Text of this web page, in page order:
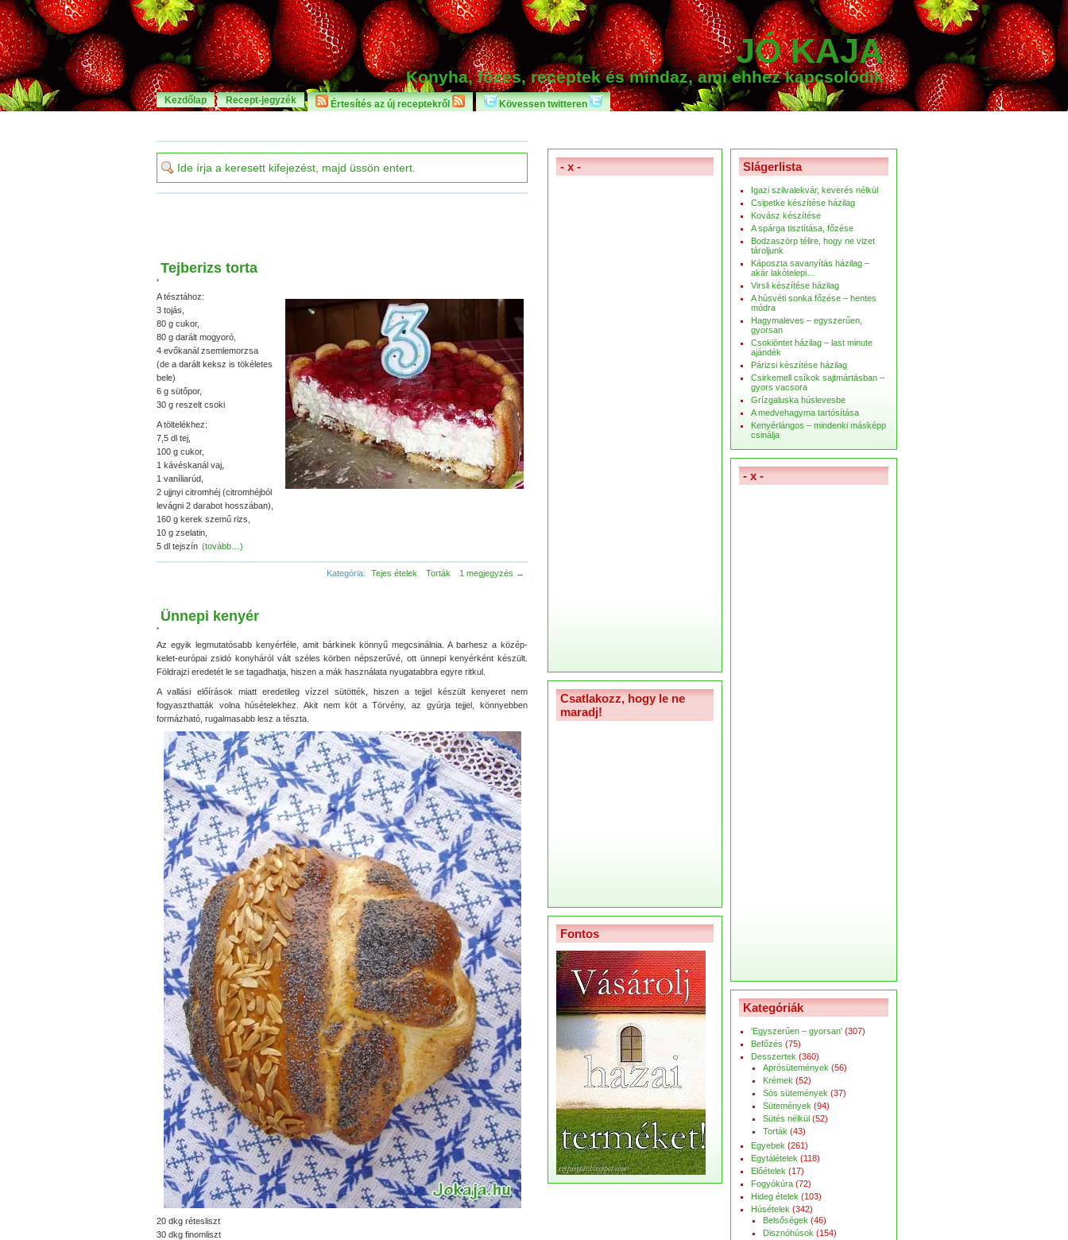
JÓ KAJA
Konyha, főzés, receptek és mindaz, ami ehhez kapcsolódik
Kezdőlap Recept-jegyzék Értesítés az új receptekről Kövessen twitteren
Tejberizs torta
•
A tésztához:
3 tojás,
80 g cukor,
80 g darált mogyoró,
4 evőkanál zsemlemorzsa
(de a darált keksz is tökéletes
bele)
6 g sütőpor,
30 g reszelt csoki
A töltelékhez:
7,5 dl tej,
100 g cukor,
1 kávéskanál vaj,
1 vaníliarúd,
2 ujjnyi citromhéj (citromhéjból
levágni 2 darabot hosszában),
160 g kerek szemű rizs,
10 g zselatin,
5 dl tejszín (tovább…)
Kategória: Tejes ételek Torták 1 megjegyzés →
Ünnepi kenyér
•
Az egyik legmutatósabb kenyérféle, amit bárkinek könnyű megcsinálnia. A barhesz a közép-
kelet-európai zsidó konyháról vált széles körben népszerűvé, ott ünnepi kenyérként készült.
Földrajzi eredetét le se tagadhatja, hiszen a mák használata nyugatabbra egyre ritkul.
A vallási előírások miatt eredetileg vízzel sütötték, hiszen a tejjel készült kenyeret nem
fogyaszthatták volna húsételekhez. Akit nem köt a Törvény, az gyúrja tejjel, könnyebben
formázható, rugalmasabb lesz a tészta.
20 dkg rétesliszt
30 dkg finomliszt
- x -
Csatlakozz, hogy le ne
maradj!
Fontos
Slágerlista
Igazi szilvalekvár, keverés nélkül
Csipetke készítése házilag
Kovász készítése
A spárga tisztítása, főzése
Bodzaszörp télire, hogy ne vizet
tároljunk
Káposzta savanyítás házilag –
akár lakótelepi…
Virsli készítése házilag
A húsvéti sonka főzése – hentes
módra
Hagymaleves – egyszerűen,
gyorsan
Csokiöntet házilag – last minute
ajándék
Párizsi készítése házilag
Csirkemell csíkok sajtmártásban –
gyors vacsora
Grízgaluska húslevesbe
A medvehagyma tartósítása
Kenyérlángos – mindenki másképp
csinálja
- x -
Kategóriák
'Egyszerűen – gyorsan' (307)
Befőzés (75)
Desszertek (360)
Aprósütemények (56)
Krémek (52)
Sós sütemények (37)
Sütemények (94)
Sütés nélkül (52)
Torták (43)
Egyebek (261)
Egytálételek (118)
Előételek (17)
Fogyókúra (72)
Hideg ételek (103)
Húsételek (342)
Belsőségek (46)
Disznóhúsok (154)